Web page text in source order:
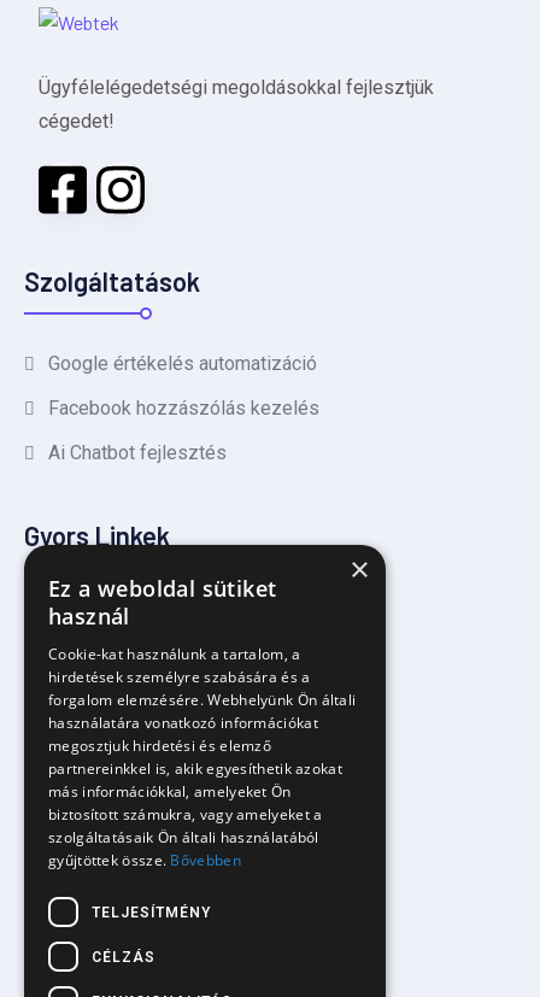
Ügyfélelégedetségi megoldásokkal fejlesztjük
cégedet!
Szolgáltatások
Google értékelés automatizáció
Facebook hozzászólás kezelés
Ai Chatbot fejlesztés
Gyors Linkek
Kezdőlap
Rólunk
Szolgáltatások
Okos AI ügyfélszolgálat
AI automatizált értékesítés
AI véleménykezelő rendszer
Árazás
Blog
×
Ez a weboldal sütiket
használ
Cookie-kat használunk a tartalom, a
hirdetések személyre szabására és a
forgalom elemzésére. Webhelyünk Ön általi
használatára vonatkozó információkat
megosztjuk hirdetési és elemző
partnereinkkel is, akik egyesíthetik azokat
más információkkal, amelyeket Ön
biztosított számukra, vagy amelyeket a
szolgáltatásaik Ön általi használatából
gyűjtöttek össze. Bővebben
TELJESÍTMÉNY
CÉLZÁS